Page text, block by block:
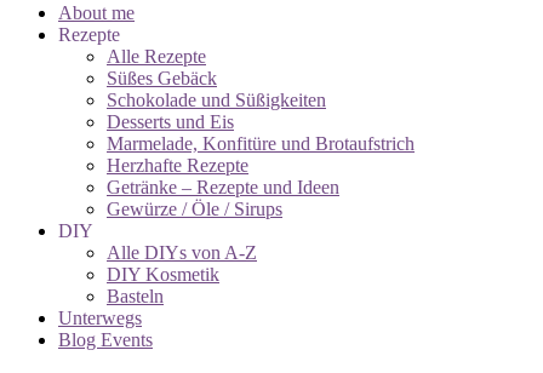
About me
Rezepte
Alle Rezepte
Süßes Gebäck
Schokolade und Süßigkeiten
Desserts und Eis
Marmelade, Konfitüre und Brotaufstrich
Herzhafte Rezepte
Getränke – Rezepte und Ideen
Gewürze / Öle / Sirups
DIY
Alle DIYs von A-Z
DIY Kosmetik
Basteln
Unterwegs
Blog Events